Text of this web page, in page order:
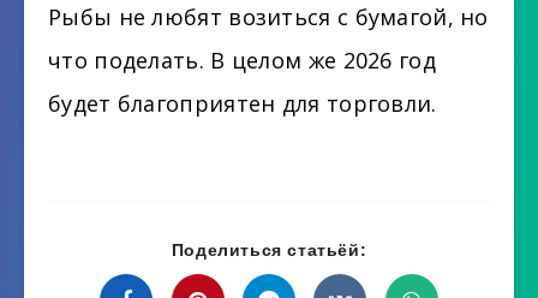
Рыбы не любят возиться с бумагой, но
что поделать. В целом же 2026 год
будет благоприятен для торговли.
Поделиться статьёй: